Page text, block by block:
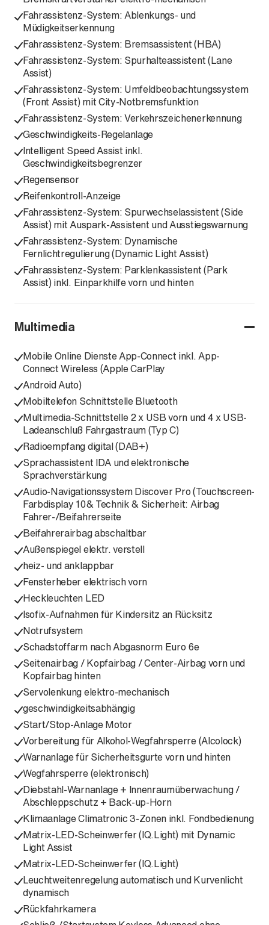
Fahrassistenz-System: Ablenkungs- und
Müdigkeitserkennung
Fahrassistenz-System: Bremsassistent (HBA)
Fahrassistenz-System: Spurhalteassistent (Lane
Assist)
Fahrassistenz-System: Umfeldbeobachtungssystem
(Front Assist) mit City-Notbremsfunktion
Fahrassistenz-System: Verkehrszeichenerkennung
Geschwindigkeits-Regelanlage
Intelligent Speed Assist inkl.
Geschwindigkeitsbegrenzer
Regensensor
Reifenkontroll-Anzeige
Fahrassistenz-System: Spurwechselassistent (Side
Assist) mit Auspark-Assistent und Ausstiegswarnung
Fahrassistenz-System: Dynamische
Fernlichtregulierung (Dynamic Light Assist)
Fahrassistenz-System: Parklenkassistent (Park
Assist) inkl. Einparkhilfe vorn und hinten
Multimedia
Mobile Online Dienste App-Connect inkl. App-
Connect Wireless (Apple CarPlay
Android Auto)
Mobiltelefon Schnittstelle Bluetooth
Multimedia-Schnittstelle 2 x USB vorn und 4 x USB-
Ladeanschluß Fahrgastraum (Typ C)
Radioempfang digital (DAB+)
Sprachassistent IDA und elektronische
Sprachverstärkung
Audio-Navigationssystem Discover Pro (Touchscreen-
Farbdisplay 10& Technik & Sicherheit: Airbag
Fahrer-/Beifahrerseite
Beifahrerairbag abschaltbar
Außenspiegel elektr. verstell
heiz- und anklappbar
Fensterheber elektrisch vorn
Heckleuchten LED
Isofix-Aufnahmen für Kindersitz an Rücksitz
Notrufsystem
Schadstoffarm nach Abgasnorm Euro 6e
Seitenairbag / Kopfairbag / Center-Airbag vorn und
Kopfairbag hinten
Servolenkung elektro-mechanisch
geschwindigkeitsabhängig
Start/Stop-Anlage Motor
Vorbereitung für Alkohol-Wegfahrsperre (Alcolock)
Warnanlage für Sicherheitsgurte vorn und hinten
Wegfahrsperre (elektronisch)
Diebstahl-Warnanlage + Innenraumüberwachung /
Abschleppschutz + Back-up-Horn
Klimaanlage Climatronic 3-Zonen inkl. Fondbedienung
Matrix-LED-Scheinwerfer (IQ.Light) mit Dynamic
Light Assist
Matrix-LED-Scheinwerfer (IQ.Light)
Leuchtweitenregelung automatisch und Kurvenlicht
dynamisch
Rückfahrkamera